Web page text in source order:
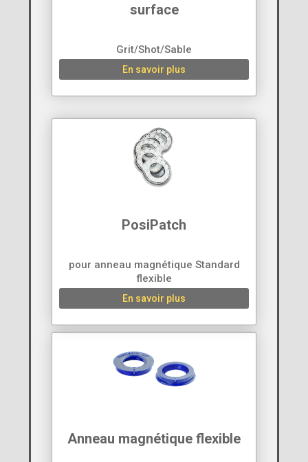
surface
Grit/Shot/Sable
En savoir plus
Anneau magnétique flexible
PosiPatch
pour anneau magnétique Standard
flexible
En savoir plus